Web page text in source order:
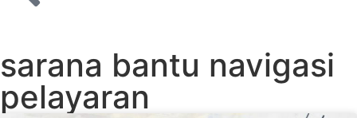
sarana bantu navigasi
pelayaran